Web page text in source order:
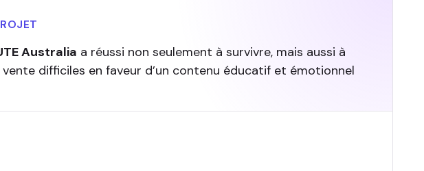
Australia a réussi non seulement à survivre, mais aussi à
difficiles en faveur d’un contenu éducatif et émotionnel